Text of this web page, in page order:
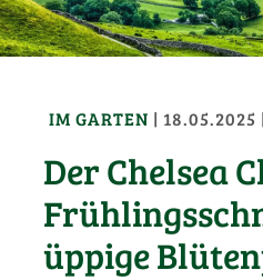
IM GARTEN | 18.05.2025
Der Chelsea
üppige